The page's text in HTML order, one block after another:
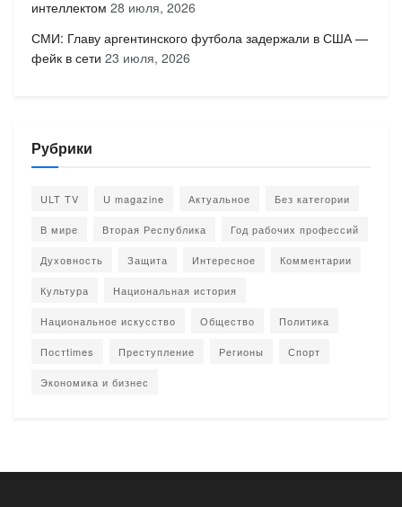
интеллектом 28 июля, 2026
СМИ: Главу аргентинского футбола задержали в США —
фейк в сети 23 июля, 2026
Рубрики
ULT TV U magazine Актуальное Без категории
В мире Вторая Республика Год рабочих профессий
Духовность Защита Интересное Комментарии
Культура Национальная история
Национальное искусство Общество Политика
Постtimes Преступление Регионы Спорт
Экономика и бизнес